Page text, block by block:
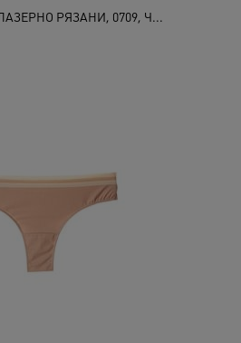
РЯЗАНИ, 0709, Ч...